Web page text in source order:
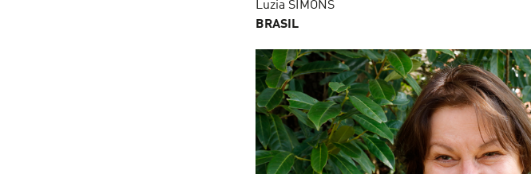
Luzia SIMONS
BRASIL